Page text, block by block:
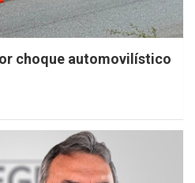
choque automovilístico